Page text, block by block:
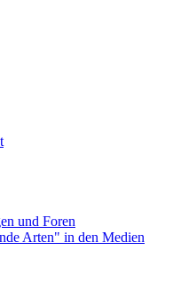
und Foren
Arten" in den Medien